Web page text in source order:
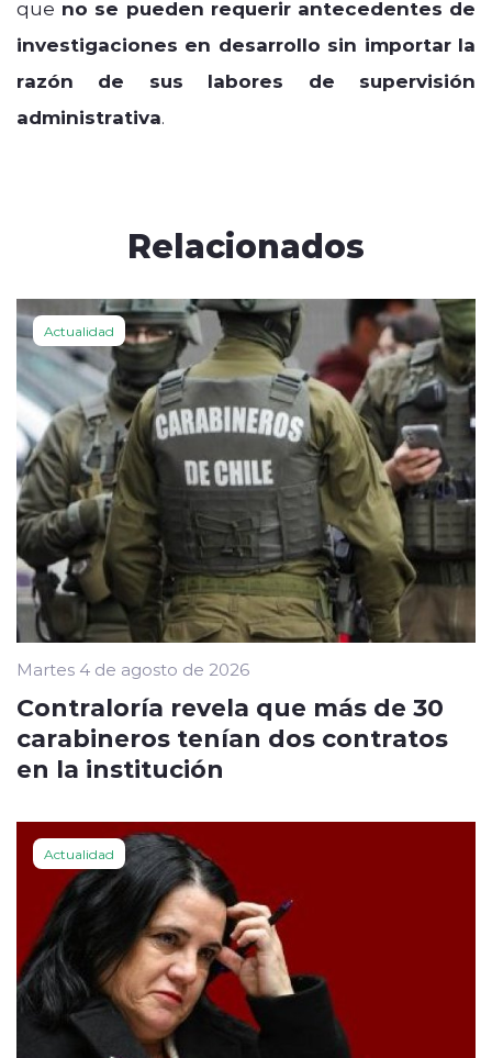
que no se pueden requerir antecedentes de
investigaciones en desarrollo sin importar la
razón de sus labores de supervisión
administrativa.
Relacionados
Actualidad
Martes 4 de agosto de 2026
Contraloría revela que más de 30
carabineros tenían dos contratos
en la institución
Actualidad